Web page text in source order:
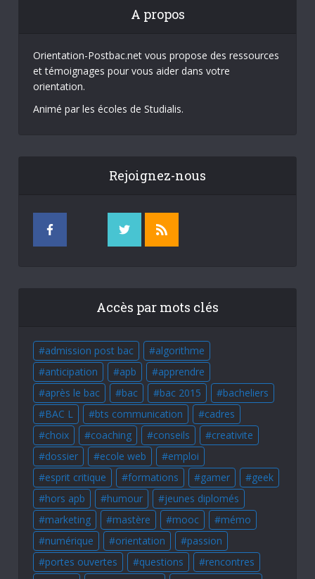
A propos
Orientation-Postbac.net vous propose des ressources
et témoignages pour vous aider dans votre
orientation.
Animé par les écoles de Studialis.
Rejoignez-nous
Accès par mots clés
admission post bac
algorithme
anticipation
apb
apprendre
après le bac
bac bac 2015
bacheliers
BAC L
bts communication
cadres
choix
coaching conseils
creativite
dossier
ecole web
emploi
esprit critique
formations gamer
geek
hors apb
humour
jeunes diplomés
marketing
mastère mooc
mémo
numérique
orientation
passion
portes ouvertes
questions
rencontres